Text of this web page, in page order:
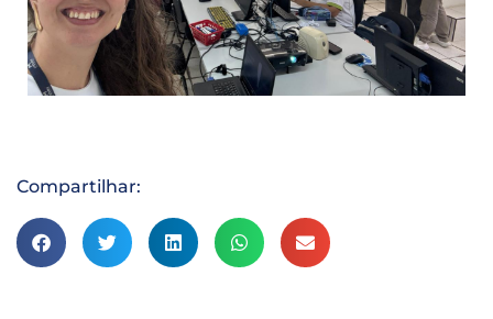
Compartilhar: